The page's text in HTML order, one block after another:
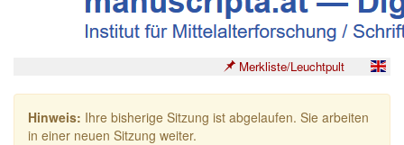
Merkliste/Leuchtpult
Hinweis: Ihre bisherige Sitzung ist abgelaufen. Sie arbeiten
in einer neuen Sitzung weiter.